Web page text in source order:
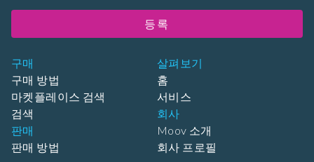
구매
구매 방법
마켓플레이스 검색
검색
판매
판매 방법
살펴보기
홈
서비스
회사
Moov 소개
회사 프로필
등록